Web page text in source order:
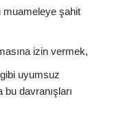
muameleye şahit
izin vermek,
uyumsuz
davranışları